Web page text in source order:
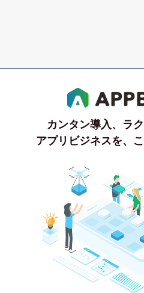
カンタン導入、ラ
アプリビジネスを、